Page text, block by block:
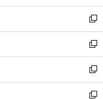
開
く
ウ
で
開
く
ン
ド
ウ
で
開
く
ウ
ィ
ン
ド
ウ
で
開
く
新
し
い
ウ
ィ
ン
ド
新
し
い
ウ
ィ
新
し
い